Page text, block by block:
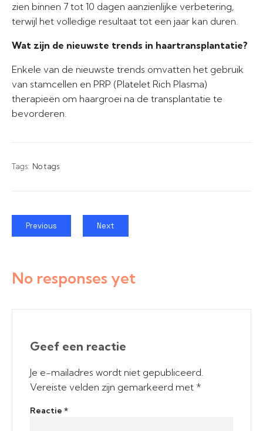
zien binnen 7 tot 10 dagen aanzienlijke verbetering,
terwijl het volledige resultaat tot een jaar kan duren.
Wat zijn de nieuwste trends in haartransplantatie?
Enkele van de nieuwste trends omvatten het gebruik
van stamcellen en PRP (Platelet Rich Plasma)
therapieën om haargroei na de transplantatie te
bevorderen.
Tags: No tags
Previous Next
No responses yet
Geef een reactie
Je e-mailadres wordt niet gepubliceerd.
Vereiste velden zijn gemarkeerd met *
Reactie *